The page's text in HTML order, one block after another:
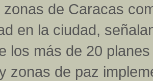
zonas de Caracas
en la ciudad,
los más de 20
zonas de paz